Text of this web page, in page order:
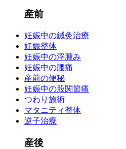
産前
妊娠中の鍼灸治療
妊娠整体
妊娠中の浮腫み
妊娠中の腰痛
産前の便秘
妊娠中の股関節痛
つわり施術
マタニティ整体
逆子治療
産後